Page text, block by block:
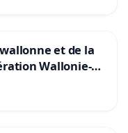
et de la
Wallonie-